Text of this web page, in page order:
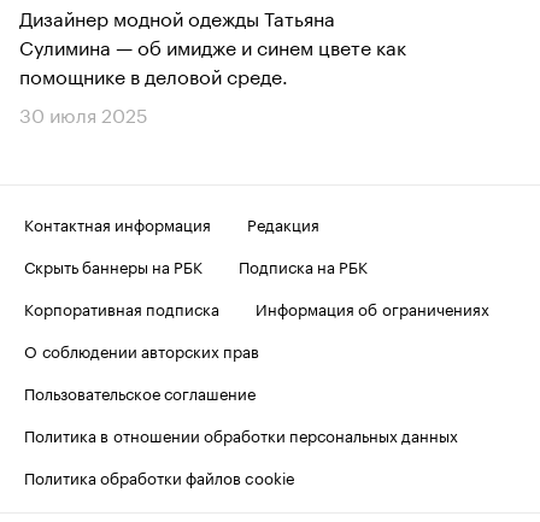
Дизайнер модной одежды Татьяна
Сулимина — об имидже и синем цвете как
помощнике в деловой среде.
30 июля 2025
Контактная информация
Редакция
Скрыть баннеры на РБК
Подписка на РБК
Корпоративная подписка
Информация об ограничениях
О соблюдении авторских прав
Пользовательское соглашение
Политика в отношении обработки персональных данных
Политика обработки файлов cookie